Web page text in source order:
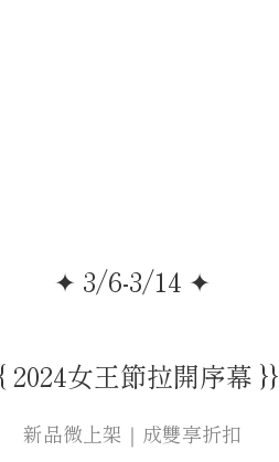
✦ 3/6-3/14 ✦
2024女王節拉開序幕 }}
新品微上架｜成雙享折扣